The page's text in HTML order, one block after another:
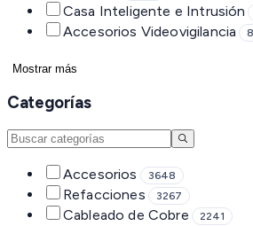
Casa Inteligente e Intrusión
Accesorios Videovigilancia
Mostrar más
Categorías
Accesorios 3648
Refacciones 3267
Cableado de Cobre 2241